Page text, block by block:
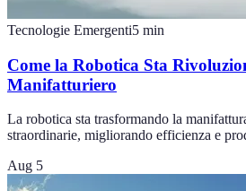
Tecnologie Emergenti5 min
Come la Robotica Sta
Manifatturiero
La robotica sta trasformando la
straordinarie, migliorando efficienza e
Aug 5